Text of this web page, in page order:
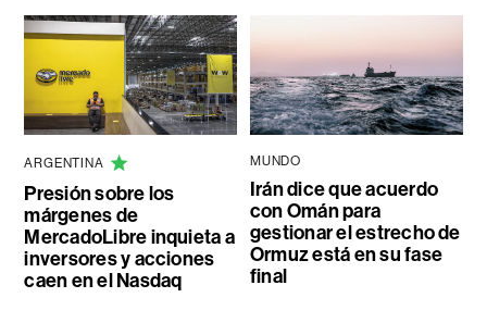
ARGENTINA
Presión sobre los
márgenes de
MercadoLibre inquieta a
inversores y acciones
caen en el Nasdaq
MUNDO
Irán dice que acuerdo
con Omán para
gestionar el estrecho de
Ormuz está en su fase
final